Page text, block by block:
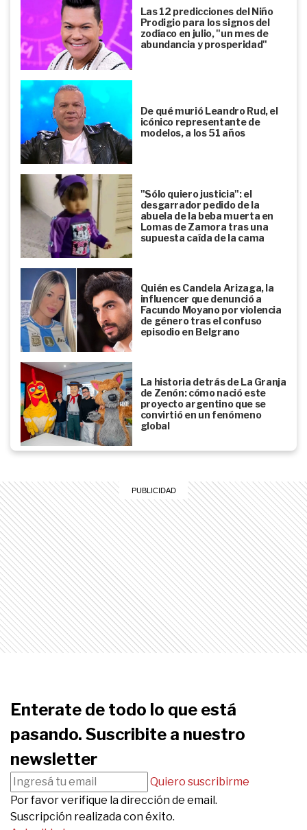
Las 12 predicciones del Niño
Prodigio para los signos del
zodíaco en julio, "un mes de
abundancia y prosperidad"
De qué murió Leandro Rud, el
icónico representante de
modelos, a los 51 años
"Sólo quiero justicia": el
desgarrador pedido de la
abuela de la beba muerta en
Lomas de Zamora tras una
supuesta caída de la cama
Quién es Candela Arizaga, la
influencer que denunció a
Facundo Moyano por violencia
de género tras el confuso
episodio en Belgrano
La historia detrás de La Granja
de Zenón: cómo nació este
proyecto argentino que se
convirtió en un fenómeno
global
Enterate de todo lo que está
pasando. Suscribite a nuestro
newsletter
Quiero suscribirme
Por favor verifique la dirección de email.
Suscripción realizada con éxito.